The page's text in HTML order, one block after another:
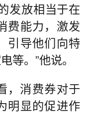
发放相当于在
费能力，激发
引导他们向特
等。”他说。
消费券对于
明显的促进作